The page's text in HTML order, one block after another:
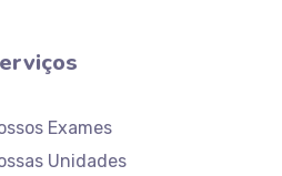
Exames
Unidades